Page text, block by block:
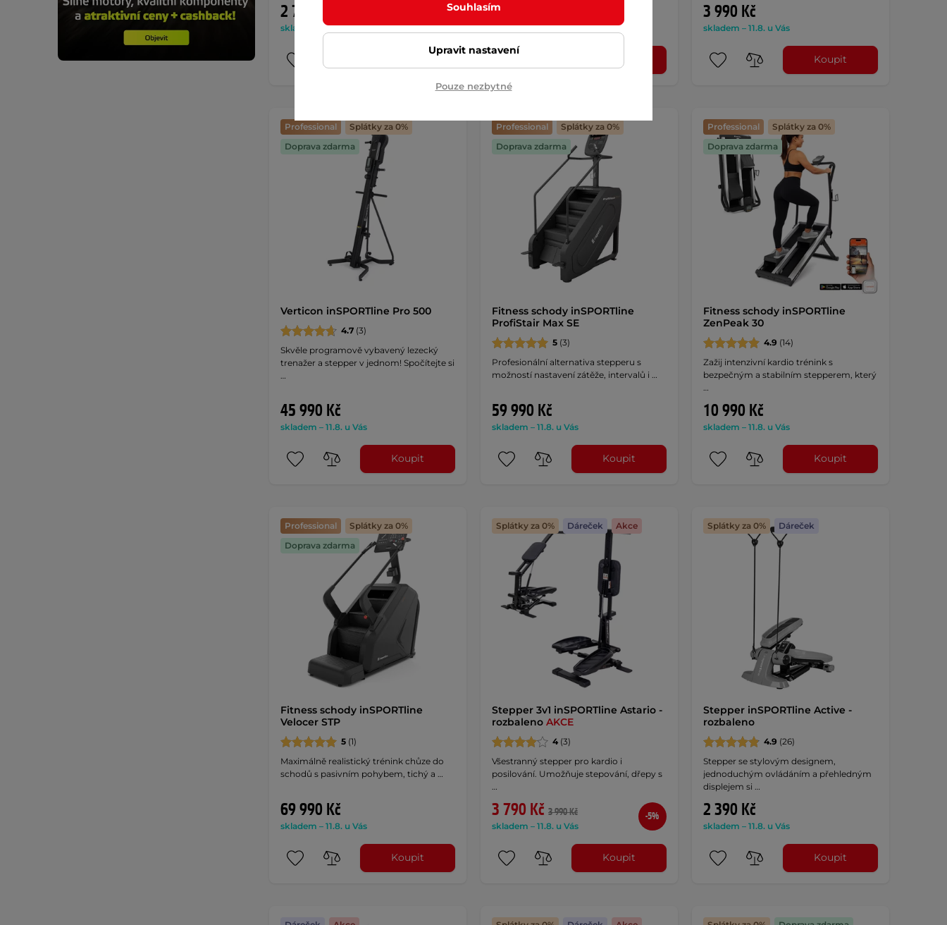
2 790 Kč
skladem – 11.8. u Vás
1 890 Kč
skladem – 11.8. u Vás
3 990 Kč
skladem – 11.8. u Vás
Koupit
Professional
Splátky za 0%
Doprava zdarma
Verticon inSPORTline Pro 500
4.7 (3)
Skvěle programově vybavený lezecký
trenažer a stepper v jednom! Spočítejte si
45 990 Kč
skladem – 11.8. u Vás
Koupit
Professional
Splátky za 0%
Doprava zdarma
Fitness schody inSPORTline
ProfiStair Max SE
5(3)
Profesionální alternativa stepperu s
možností nastavení zátěže, intervalů i …
59 990 Kč
skladem – 11.8. u Vás
Koupit
Professional
Splátky za 0%
Doprava zdarma
Fitness schody inSPORTline
ZenPeak 30
4.9 (14)
Zažij intenzivní kardio trénink s
bezpečným a stabilním stepperem, který
10 990 Kč
skladem – 11.8. u Vás
Koupit
Professional
Splátky za 0%
Doprava zdarma
Fitness schody inSPORTline
Velocer STP
5 (1)
Maximálně realistický trénink chůze do
schodů s pasivním pohybem, tichý a …
69 990 Kč
skladem – 11.8. u Vás
Koupit
Splátky za 0% Dáreček Akce
Stepper 3v1 inSPORTline Astario -
rozbaleno AKCE
4(3)
Všestranný stepper pro kardio i
posilování. Umožňuje stepování, dřepy s
3 790 Kč 3 990 Kč
skladem – 11.8. u Vás
-5%
Koupit
Splátky za 0% Dáreček
Stepper inSPORTline Active -
rozbaleno
4.9 (26)
Stepper se stylovým designem,
jednoduchým ovládáním a přehledným
displejem si …
2 390 Kč
skladem – 11.8. u Vás
Koupit
Souhlasím
Upravit nastavení
Pouze nezbytné